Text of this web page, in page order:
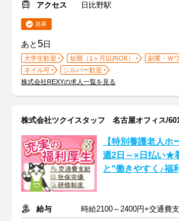
アクセス 日比野駅
急募
あと 5日
大学生歓迎 短期（1ヶ月以内OK）
副業・Ｗ
ネイル可
シルバー歓迎
株式会社REXYの求人一覧を見る
株式会社ツクイスタッフ 名古屋オフィス/
【特別養護老人ホ
週2日～×日払い★
と"働きやすく♪福
給与
時給2100～2400円+交通費